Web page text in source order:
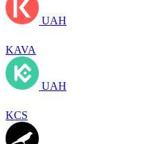
UAH
KAVA
UAH
KCS